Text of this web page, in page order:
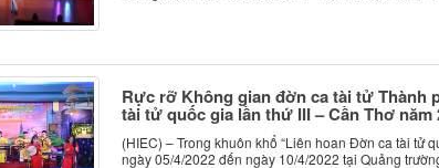
Rực rỡ Không gian đờn ca tài tử Thành
tài tử quốc gia lần thứ III – Cần Thơ năm
(HIEC) – Trong khuôn khổ “Liên hoan Đờn ca tài tử
ngày 05/4/2022 đến ngày 10/4/2022 tại Quảng